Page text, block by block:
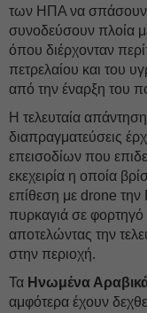
των ΗΠΑ να σπάσουν
συνοδεύσουν πλοία
όπου διέρχονταν
πετρελαίου και του
από την έναρξη του
Η τελευταία
διαπραγματεύσεις
επεισοδίων που
εκεχειρία η οποία
επίθεση με drone
πυρκαγιά σε
αποτελώντας την
στην περιοχή.
Τα Ηνωμένα
αμφότερα έχουν